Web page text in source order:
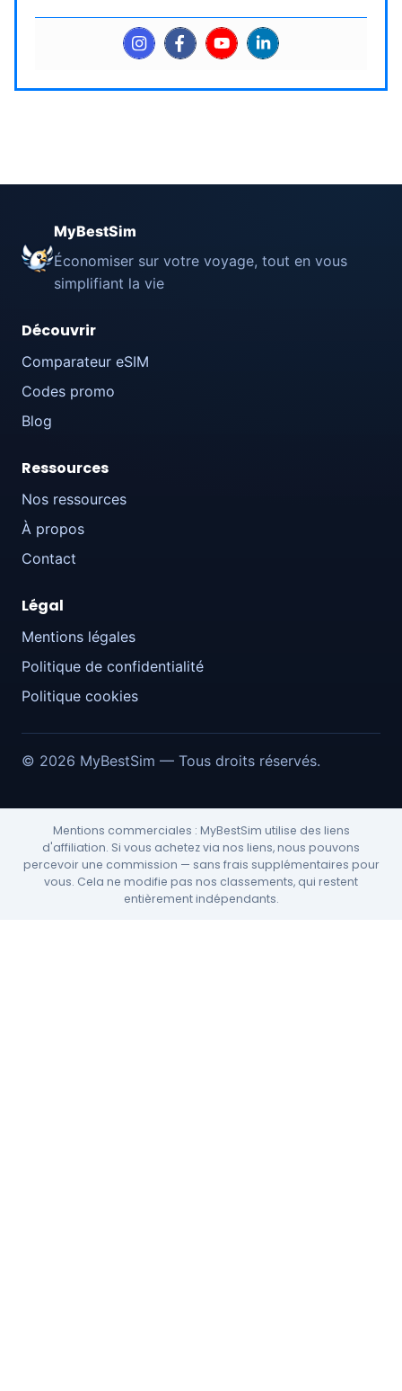
MyBestSim
Économiser sur votre voyage, tout en vous
simplifiant la vie
Découvrir
Comparateur eSIM
Codes promo
Blog
Ressources
Nos ressources
À propos
Contact
Légal
Mentions légales
Politique de confidentialité
Politique cookies
© 2026 MyBestSim — Tous droits réservés.
Mentions commerciales : MyBestSim utilise des liens
d'affiliation. Si vous achetez via nos liens, nous pouvons
percevoir une commission — sans frais supplémentaires pour
vous. Cela ne modifie pas nos classements, qui restent
entièrement indépendants.